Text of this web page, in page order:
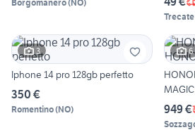
Borgomanero(NO)
Trecate
3
Iphone 14 pro 128gb perfetto
350 €
Romentino(NO)
6
949 €